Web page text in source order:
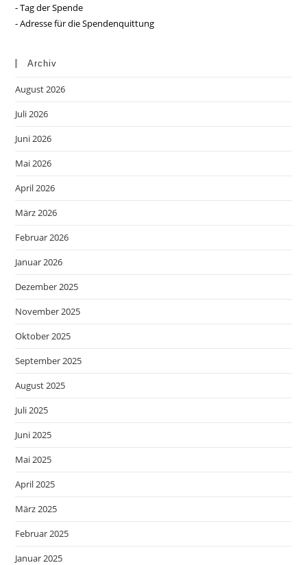
- Tag der Spende
- Adresse für die Spendenquittung
Archiv
August 2026
Juli 2026
Juni 2026
Mai 2026
April 2026
März 2026
Februar 2026
Januar 2026
Dezember 2025
November 2025
Oktober 2025
September 2025
August 2025
Juli 2025
Juni 2025
Mai 2025
April 2025
März 2025
Februar 2025
Januar 2025